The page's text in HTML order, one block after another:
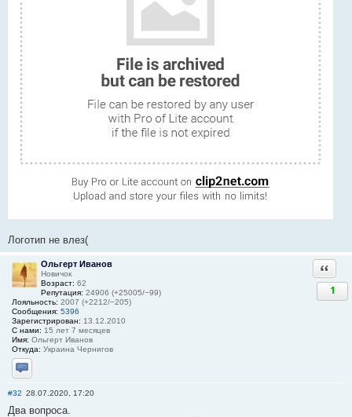
Логотип не влез(
Ольгерт Иванов
Новичок
Возраст: 62
Репутация: 24906 (+25005/−99)
Лояльность: 2007 (+2212/−205)
Сообщения: 5396
Зарегистрирован: 13.12.2010
С нами: 15 лет 7 месяцев
Имя: Ольгерт Иванов
Откуда: Украина Чернигов
Отправить личное сообщение
1
#32 28.07.2020, 17:20
Два вопроса.